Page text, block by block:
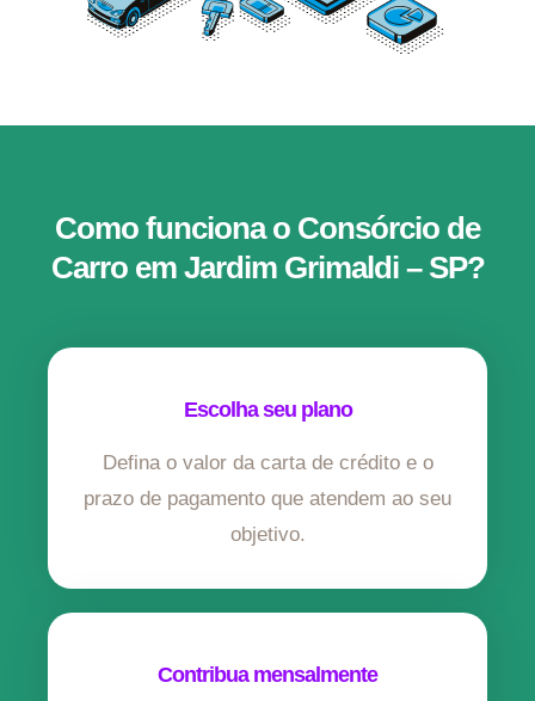
Como funciona o Consórcio de
Carro em Jardim Grimaldi – SP?
Escolha seu plano
Defina o valor da carta de crédito e o
prazo de pagamento que atendem ao seu
objetivo.
Contribua mensalmente